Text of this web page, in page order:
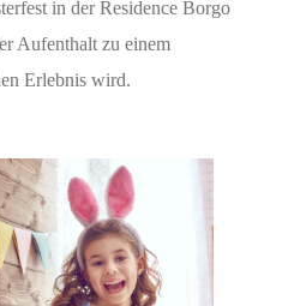
in der Residence Borgo
Aufenthalt zu einem
Erlebnis wird.